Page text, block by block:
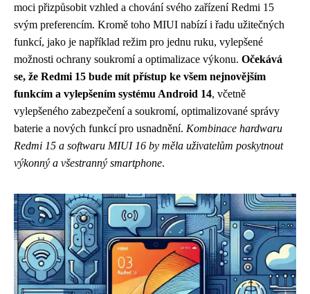
moci přizpůsobit vzhled a chování svého zařízení Redmi 15
svým preferencím. Kromě toho MIUI nabízí i řadu užitečných
funkcí, jako je například režim pro jednu ruku, vylepšené
možnosti ochrany soukromí a optimalizace výkonu. Očekává
se, že Redmi 15 bude mít přístup ke všem nejnovějším
funkcím a vylepšením systému Android 14, včetně
vylepšeného zabezpečení a soukromí, optimalizované správy
baterie a nových funkcí pro usnadnění. Kombinace hardwaru
Redmi 15 a softwaru MIUI 16 by měla uživatelům poskytnout
výkonný a všestranný smartphone.